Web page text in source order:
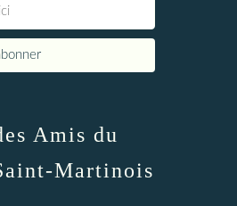
Amis du
Martinois